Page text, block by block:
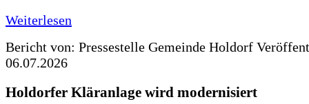
Weiterlesen
Bericht von: Pressestelle Gemeinde Holdorf
06.07.2026
Holdorfer Kläranlage wird modernisiert